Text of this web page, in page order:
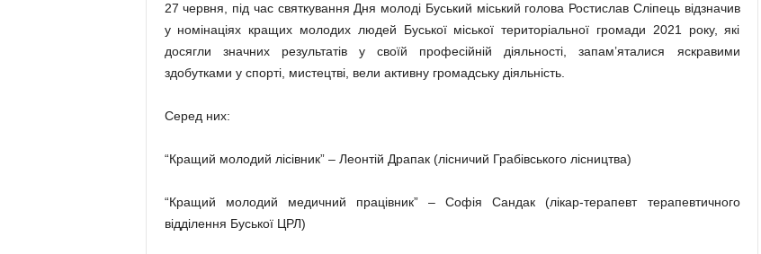
27 червня, під час святкування Дня молоді Буський міський голова Ростислав Сліпець відзначив
у номінаціях кращих молодих людей Буської міської територіальної громади 2021 року, які
досягли значних результатів у своїй професійній діяльності, запам’яталися яскравими
здобутками у спорті, мистецтві, вели активну громадську діяльність.
Серед них:
“Кращий молодий лісівник” – Леонтій Драпак (лісничий Грабівського лісництва)
“Кращий молодий медичний працівник” – Софія Сандак (лікар-терапевт терапевтичного
відділення Буської ЦРЛ)